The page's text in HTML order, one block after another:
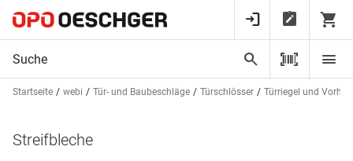
Startseite webi Tür- und Baubeschläge Türschlösser Türriegel und
Streifbleche